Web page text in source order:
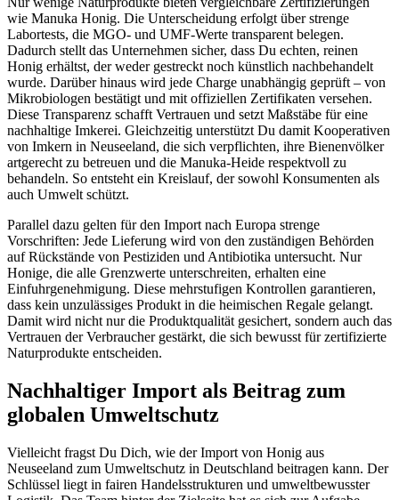
wie Manuka Honig. Die Unterscheidung erfolgt über strenge
Labortests, die MGO- und UMF-Werte transparent belegen.
Dadurch stellt das Unternehmen sicher, dass Du echten, reinen
Honig erhältst, der weder gestreckt noch künstlich nachbehandelt
wurde. Darüber hinaus wird jede Charge unabhängig geprüft – von
Mikrobiologen bestätigt und mit offiziellen Zertifikaten versehen.
Diese Transparenz schafft Vertrauen und setzt Maßstäbe für eine
nachhaltige Imkerei. Gleichzeitig unterstützt Du damit Kooperativen
von Imkern in Neuseeland, die sich verpflichten, ihre Bienenvölker
artgerecht zu betreuen und die Manuka-Heide respektvoll zu
behandeln. So entsteht ein Kreislauf, der sowohl Konsumenten als
auch Umwelt schützt.
Parallel dazu gelten für den Import nach Europa strenge
Vorschriften: Jede Lieferung wird von den zuständigen Behörden
auf Rückstände von Pestiziden und Antibiotika untersucht. Nur
Honige, die alle Grenzwerte unterschreiten, erhalten eine
Einfuhrgenehmigung. Diese mehrstufigen Kontrollen garantieren,
dass kein unzulässiges Produkt in die heimischen Regale gelangt.
Damit wird nicht nur die Produktqualität gesichert, sondern auch das
Vertrauen der Verbraucher gestärkt, die sich bewusst für zertifizierte
Naturprodukte entscheiden.
Nachhaltiger Import als Beitrag zum
globalen Umweltschutz
Vielleicht fragst Du Dich, wie der Import von Honig aus
Neuseeland zum Umweltschutz in Deutschland beitragen kann. Der
Schlüssel liegt in fairen Handelsstrukturen und umweltbewusster